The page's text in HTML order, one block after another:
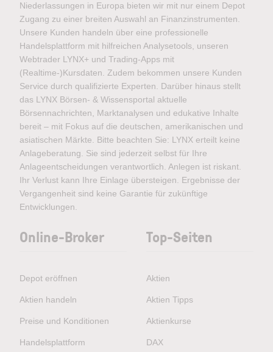
Niederlassungen in Europa bieten wir mit nur einem Depot
Zugang zu einer breiten Auswahl an Finanzinstrumenten.
Unsere Kunden handeln über eine professionelle
Handelsplattform mit hilfreichen Analysetools, unseren
Webtrader LYNX+ und Trading-Apps mit
(Realtime-)Kursdaten. Zudem bekommen unsere Kunden
Service durch qualifizierte Experten. Darüber hinaus stellt
das LYNX Börsen- & Wissensportal aktuelle
Börsennachrichten, Marktanalysen und edukative Inhalte
bereit – mit Fokus auf die deutschen, amerikanischen und
asiatischen Märkte. Bitte beachten Sie: LYNX erteilt keine
Anlageberatung. Sie sind jederzeit selbst für Ihre
Anlageentscheidungen verantwortlich. Anlegen ist riskant.
Ihr Verlust kann Ihre Einlage übersteigen. Ergebnisse der
Vergangenheit sind keine Garantie für zukünftige
Entwicklungen.
Online-Broker
Depot eröffnen
Aktien handeln
Preise und Konditionen
Handelsplattform
Top-Seiten
Aktien
Aktien Tipps
Aktienkurse
DAX